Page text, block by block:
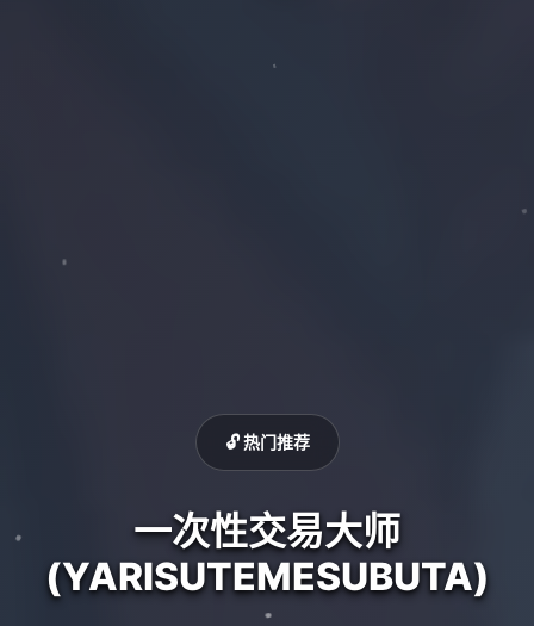
🔓 热门推荐
一次性交易大师
(YARISUTEMESUBUTA)